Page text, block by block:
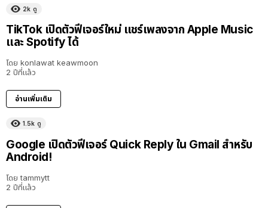
2k ดู
TikTok เปิดตัวฟีเจอร์ใหม่ แชร์เพลงจาก Apple Music
และ Spotify ได้
โดย konlawat keawmoon
2 ปีที่แล้ว
อ่านเพิ่มเติม
1.5k ดู
Google เปิดตัวฟีเจอร์ Quick Reply ใน Gmail สำหรับ
Android!
โดย tammytt
2 ปีที่แล้ว